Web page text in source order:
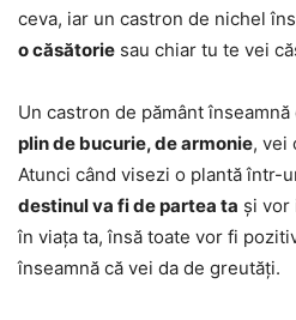
ceva, iar un castron de nichel
o căsătorie sau chiar tu te vei
Un castron de pământ înseamnă
plin de bucurie, de armonie, vei
Atunci când visezi o plantă într-
destinul va fi de partea ta și vor
în viața ta, însă toate vor fi
înseamnă că vei da de greutăți.